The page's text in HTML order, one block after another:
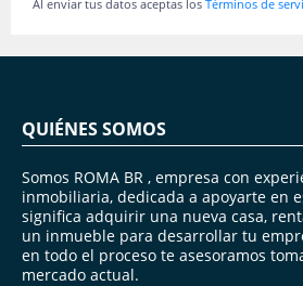
Al enviar tus datos aceptas los Términos de
QUIÉNES SOMOS
Somos ROMA BR , empresa con
inmobiliaria, dedicada a apoyarte en
significa adquirir una nueva casa,
un inmueble para desarrollar tu
en todo el proceso te asesoramos
mercado actual.